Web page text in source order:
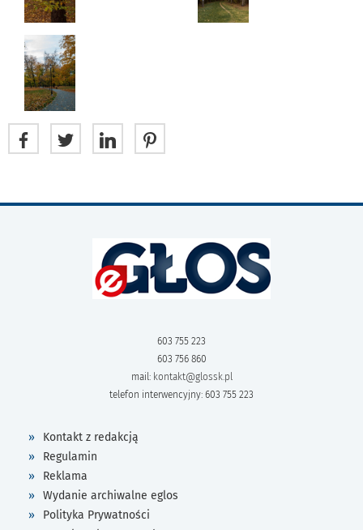
603 755 223
603 756 860
mail: kontakt@glossk.pl
telefon interwencyjny: 603 755 223
Kontakt z redakcją
Regulamin
Reklama
Wydanie archiwalne eglos
Polityka Prywatności